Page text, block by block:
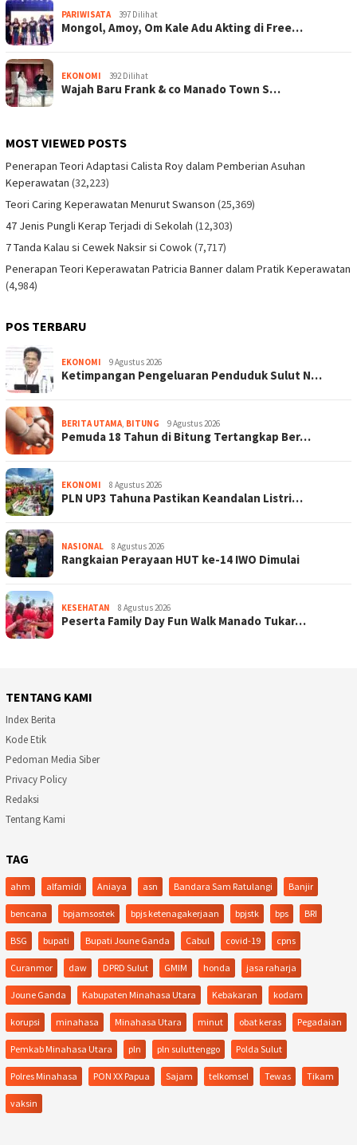
PARIWISATA 397 Dilihat
Mongol, Amoy, Om Kale Adu Akting di Free…
EKONOMI 392 Dilihat
Wajah Baru Frank & co Manado Town S…
MOST VIEWED POSTS
Penerapan Teori Adaptasi Calista Roy dalam Pemberian Asuhan
Keperawatan (32,223)
Teori Caring Keperawatan Menurut Swanson (25,369)
47 Jenis Pungli Kerap Terjadi di Sekolah (12,303)
7 Tanda Kalau si Cewek Naksir si Cowok(7,717)
Penerapan Teori Keperawatan Patricia Banner dalam Pratik Keperawatan
(4,984)
POS TERBARU
EKONOMI 9 Agustus 2026
Ketimpangan Pengeluaran Penduduk Sulut N…
BERITA UTAMA, BITUNG 9 Agustus 2026
Pemuda 18 Tahun di Bitung Tertangkap Ber…
EKONOMI 8 Agustus 2026
PLN UP3 Tahuna Pastikan Keandalan Listri…
NASIONAL 8 Agustus 2026
Rangkaian Perayaan HUT ke-14 IWO Dimulai
KESEHATAN 8 Agustus 2026
Peserta Family Day Fun Walk Manado Tukar…
TENTANG KAMI
Index Berita
Kode Etik
Pedoman Media Siber
Privacy Policy
Redaksi
Tentang Kami
TAG
ahm alfamidi Aniaya asn Bandara Sam Ratulangi Banjir
bencana bpjamsostek bpjs ketenagakerjaan bpjstk bps BRI
BSG bupati Bupati Joune Ganda Cabul covid-19 cpns
Curanmor daw DPRD Sulut GMIM honda jasa raharja
Joune Ganda Kabupaten Minahasa Utara Kebakaran kodam
korupsi minahasa Minahasa Utara minut obat keras Pegadaian
Pemkab Minahasa Utara pln pln suluttenggo Polda Sulut
Polres Minahasa PON XX Papua Sajam telkomsel Tewas Tikam
vaksin